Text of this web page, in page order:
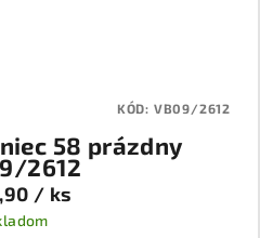
58 prázdny
2612
/ ks
KÓD: VB09/2612